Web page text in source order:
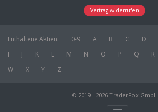
Vertrag widerrufen
Enthaltene Aktien: 0-9 A B C D
I
J K L M N O P Q R
W
X Y Z
© 2019 - 2026 TraderFox GmbH